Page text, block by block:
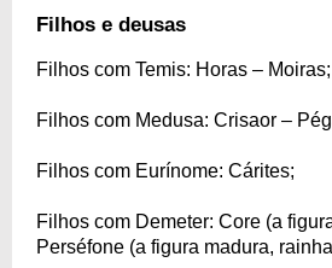
Filhos e deusas
Filhos com Temis: Horas – Moiras;
Filhos com Medusa: Crisaor –
Filhos com Eurínome: Cárites;
Filhos com Demeter: Core (a
Perséfone (a figura madura,